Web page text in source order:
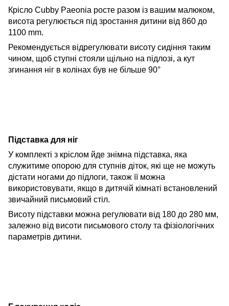
Крісло Cubby Paeonia росте разом із вашим малюком,
висота регулюється під зростання дитини від 860 до
1100 mm.
Рекомендується відрегулювати висоту сидіння таким
чином, щоб ступні стояли щільно на підлозі, а кут
згинання ніг в колінах був не більше 90°
Підставка для ніг
У комплекті з кріслом йде знімна підставка, яка
служитиме опорою для ступнів діток, які ще не можуть
дістати ногами до підлоги, також її можна
використовувати, якщо в дитячій кімнаті встановлений
звичайний письмовий стіл.
Висоту підставки можна регулювати від 180 до 280 мм,
залежно від висоти письмового столу та фізіологічних
параметрів дитини.